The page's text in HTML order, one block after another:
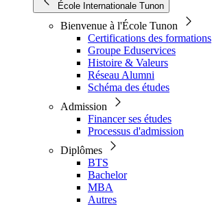
École Internationale Tunon
Bienvenue à l'École Tunon
Certifications des formations
Groupe Eduservices
Histoire & Valeurs
Réseau Alumni
Schéma des études
Admission
Financer ses études
Processus d'admission
Diplômes
BTS
Bachelor
MBA
Autres